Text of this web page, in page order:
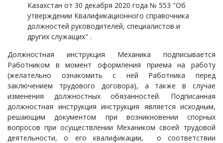
Казахстан от 30 декабря 2020 года № 553 "Об
утверждении Квалификационного справочника
должностей руководителей, специалистов и
других служащих" . ­ ­
Должностная инструкция Механика подписывается
Работником в момент оформления приема на работу
(желательно ознакомить с ней Работника перед
заключением трудового договора), а также в случае
изменения должностных обязанностей. Подписанная
должностная инструкция инструкция является исходным,
решающим документом при возникновении спорных
вопросов при осуществлении Механиком своей трудовой
деятельности, о его квалификации, о соответствии